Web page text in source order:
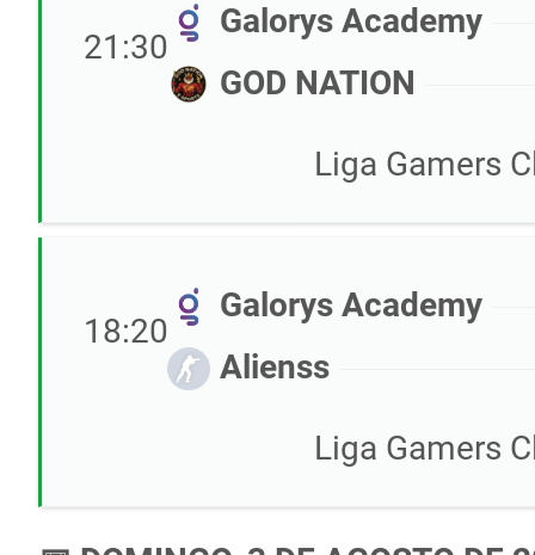
21:30
Galorys Academy
GOD NATION
Liga Gamers
18:20
Galorys Academy
Alienss
Liga Gamers